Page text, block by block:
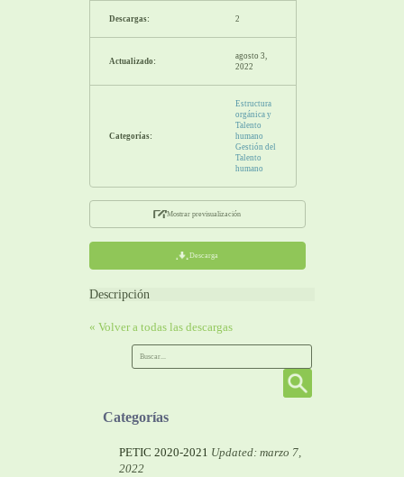
Descargas: 2
Actualizado:
agosto 3,
2022
Categorías:
Estructura
orgánica y
Talento
humano
Gestión del
Talento
humano
Mostrar previsualización
Descarga
Descripción
« Volver a todas las descargas
Categorías
PETIC 2020-2021 Updated: marzo 7,
2022